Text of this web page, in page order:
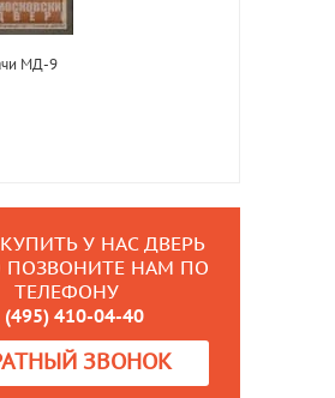
МД-9
У НАС ДВЕРЬ
ПОЗВОНИТЕ НАМ ПО
ТЕЛЕФОНУ
(495) 410-04-40
ЗВОНОК